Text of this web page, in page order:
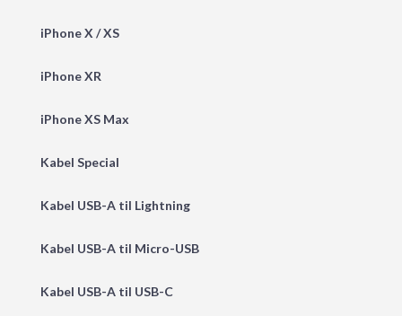
iPhone X / XS
iPhone XR
iPhone XS Max
Kabel Special
Kabel USB-A til Lightning
Kabel USB-A til Micro-USB
Kabel USB-A til USB-C